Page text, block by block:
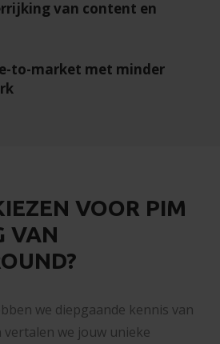
van content en
to-market met minder
VOOR PIM
VAN
we diepgaande kennis van
we jouw unieke